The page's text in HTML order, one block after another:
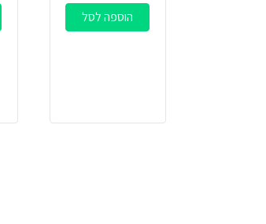
הוספה לסל